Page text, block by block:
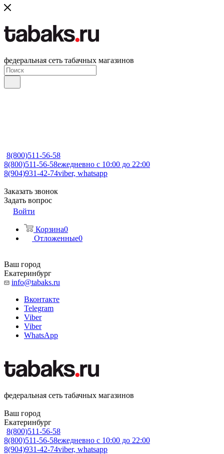
федеральная сеть табачных магазинов
8(800)511-56-58
8(800)511-56-58ежедневно с 10:00 до 22:00
8(904)931-42-74viber, whatsapp
Заказать звонок
Задать вопрос
Войти
Корзина0
Отложенные0
Ваш город
Екатеринбург
info@tabaks.ru
Вконтакте
Telegram
Viber
Viber
WhatsApp
федеральная сеть табачных магазинов
Ваш город
Екатеринбург
8(800)511-56-58
8(800)511-56-58ежедневно с 10:00 до 22:00
8(904)931-42-74viber, whatsapp